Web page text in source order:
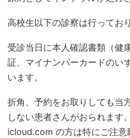
高校生以下の診察は行ってお
受診当日に本人確認書類（健
証、マイナンバーカードのい
います。
折角、予約をお取りしても当
しない患者さんがおられます
icloud.com の方は特にご注意